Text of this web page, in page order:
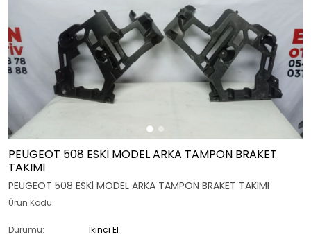
PEUGEOT 508 ESKİ MODEL ARKA TAMPON BRAKET
TAKIMI
PEUGEOT 508 ESKİ MODEL ARKA TAMPON BRAKET TAKIMI
Ürün Kodu:
Durumu: İkinci El